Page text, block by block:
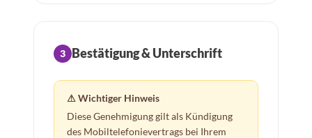
3 Bestätigung & Unterschrift
⚠ Wichtiger Hinweis
Diese Genehmigung gilt als Kündigung
des Mobiltelefonievertrags bei Ihrem